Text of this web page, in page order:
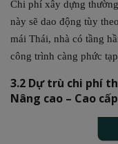
Chi phí xây dựng
này sẽ dao động tùy
mái Thái, nhà có tầng
công trình càng phức
3.2 Dự trù chi phí
Nâng cao – Cao cấp